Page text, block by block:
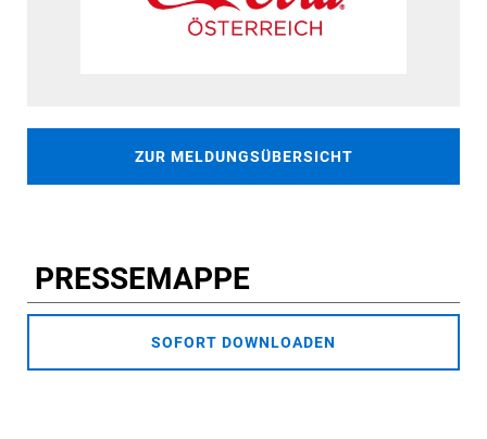
ZUR MELDUNGSÜBERSICHT
PRESSEMAPPE
SOFORT DOWNLOADEN